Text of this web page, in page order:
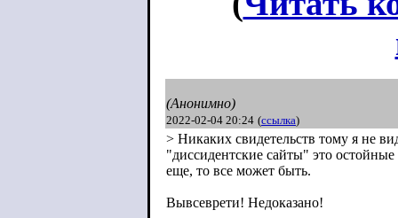
(Анонимно)
2022-02-04 20:24 (ссылка)
> Никаких свидетельств тому я не
"диссидентские сайты" это
еще, то все может быть.
Вывсеврети! Недоказано!